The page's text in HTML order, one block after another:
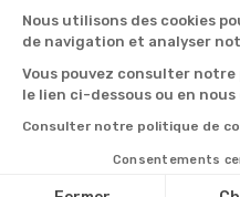
All rights
Nous utilisons des cookies
de navigation et analyser
Vous pouvez consulter
le lien ci-dessous ou en
Consulter notre politique de
Consentements